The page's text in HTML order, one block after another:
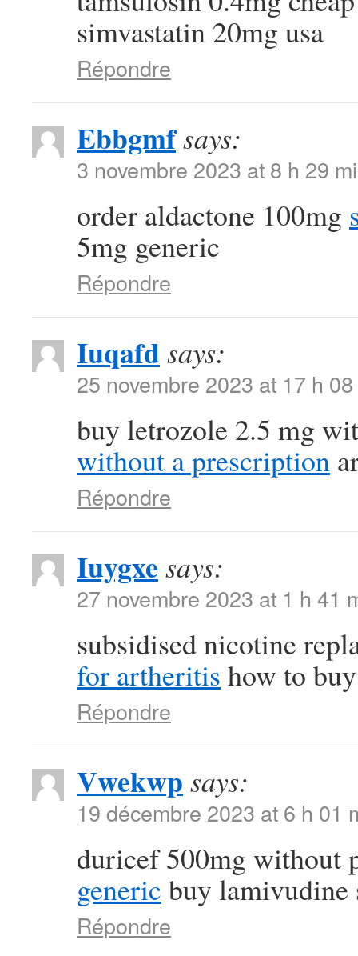
simvastatin 20mg usa
Répondre
Ebbgmfsays:
3 novembre 2023 at 8 h 29
order aldactone 100mg
5mg generic
Répondre
Iuqafdsays:
25 novembre 2023 at 17 h
buy letrozole 2.5 mg
without a prescription
Répondre
Iuygxe says:
27 novembre 2023 at 1 h 41
subsidised nicotine
for artheritis how to
Répondre
Vwekwp says:
19 décembre 2023 at 6 h 01
duricef 500mg without
generic buy lamivudine
Répondre